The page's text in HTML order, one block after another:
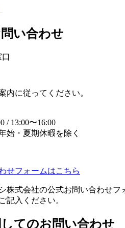
い合わせ
内に従ってください。
/ 13:00〜16:00
始・夏期休暇を除く
せフォームはこちら
式会社の公式お問い合わせフ
記入ください。
てのお問い合わせ